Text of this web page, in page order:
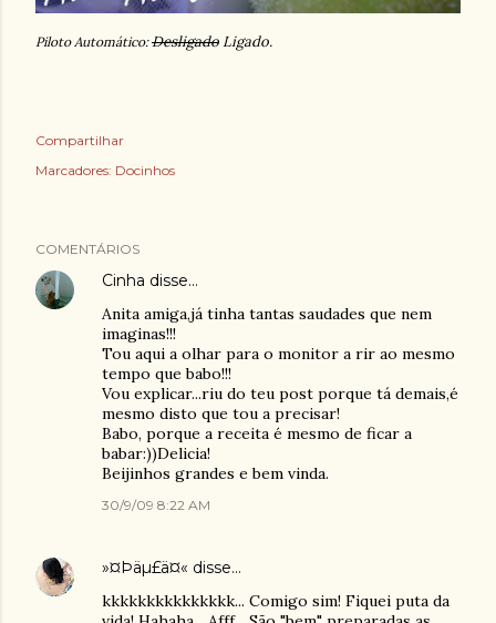
Piloto Automático:DesligadoLigado.
Compartilhar
Marcadores: Docinhos
COMENTÁRIOS
Cinha disse…
Anita amiga,já tinha tantas saudades que nem
imaginas!!!
Tou aqui a olhar para o monitor a rir ao mesmo
tempo que babo!!!
Vou explicar...riu do teu post porque tá demais,é
mesmo disto que tou a precisar!
Babo, porque a receita é mesmo de ficar a
babar:))Delicia!
Beijinhos grandes e bem vinda.
30/9/09 8:22 AM
»¤Þäµ£ä¤« disse…
kkkkkkkkkkkkkkk... Comigo sim! Fiquei puta da